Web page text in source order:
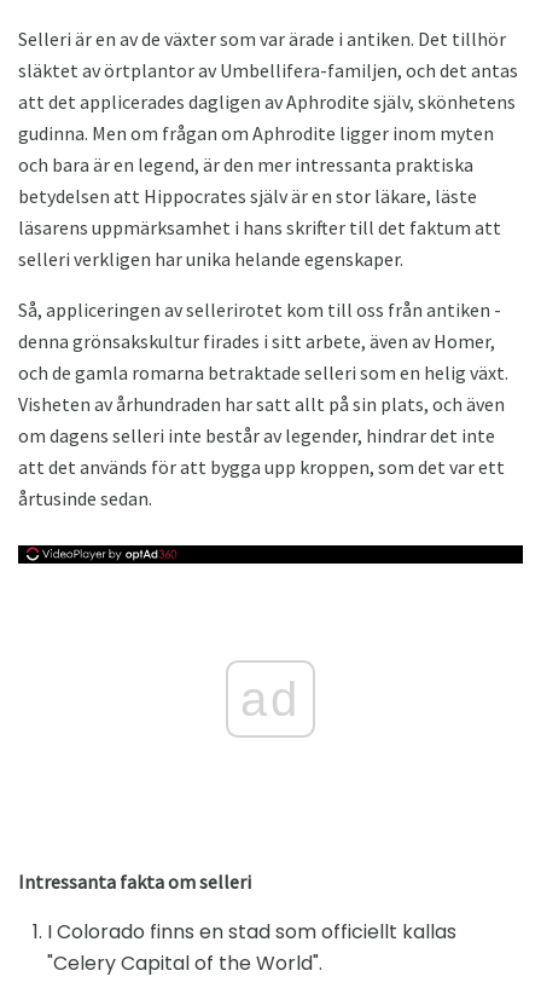
Selleri är en av de växter som var ärade i antiken. Det tillhör
släktet av örtplantor av Umbellifera-familjen, och det antas
att det applicerades dagligen av Aphrodite själv, skönhetens
gudinna. Men om frågan om Aphrodite ligger inom myten
och bara är en legend, är den mer intressanta praktiska
betydelsen att Hippocrates själv är en stor läkare, läste
läsarens uppmärksamhet i hans skrifter till det faktum att
selleri verkligen har unika helande egenskaper.
Så, appliceringen av sellerirotet kom till oss från antiken -
denna grönsakskultur firades i sitt arbete, även av Homer,
och de gamla romarna betraktade selleri som en helig växt.
Visheten av århundraden har satt allt på sin plats, och även
om dagens selleri inte består av legender, hindrar det inte
att det används för att bygga upp kroppen, som det var ett
årtusinde sedan.
ad
Intressanta fakta om selleri
I Colorado finns en stad som officiellt kallas
"Celery Capital of the World".